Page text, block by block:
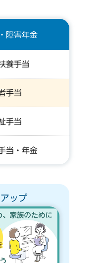
障害年金
養手当
手当
手当
当・年金
ップ